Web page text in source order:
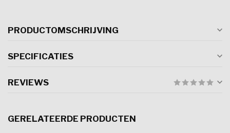
PRODUCTOMSCHRIJVING
SPECIFICATIES
REVIEWS
GERELATEERDE PRODUCTEN